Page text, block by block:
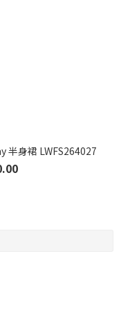
半身裙 LWFS264027